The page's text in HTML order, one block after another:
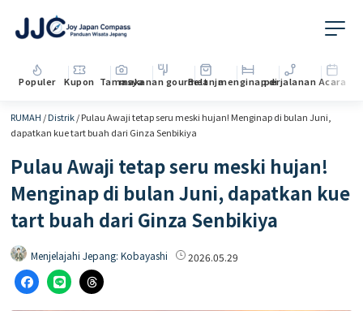
Populer Kupon Tamasya
makanan gourmet
Belanjamenginap diperjalanan Acara
RUMAH /Distrik/Pulau Awaji tetap seru meski hujan! Menginap di bulan Juni,
dapatkan kue tart buah dari Ginza Senbikiya
Pulau Awaji tetap seru meski hujan!
Menginap di bulan Juni, dapatkan kue
tart buah dari Ginza Senbikiya
Menjelajahi Jepang: Kobayashi 2026.05.29